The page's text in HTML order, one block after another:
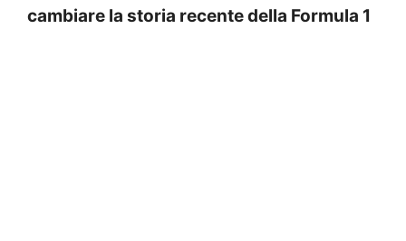
cambiare la storia recente della Formula 1